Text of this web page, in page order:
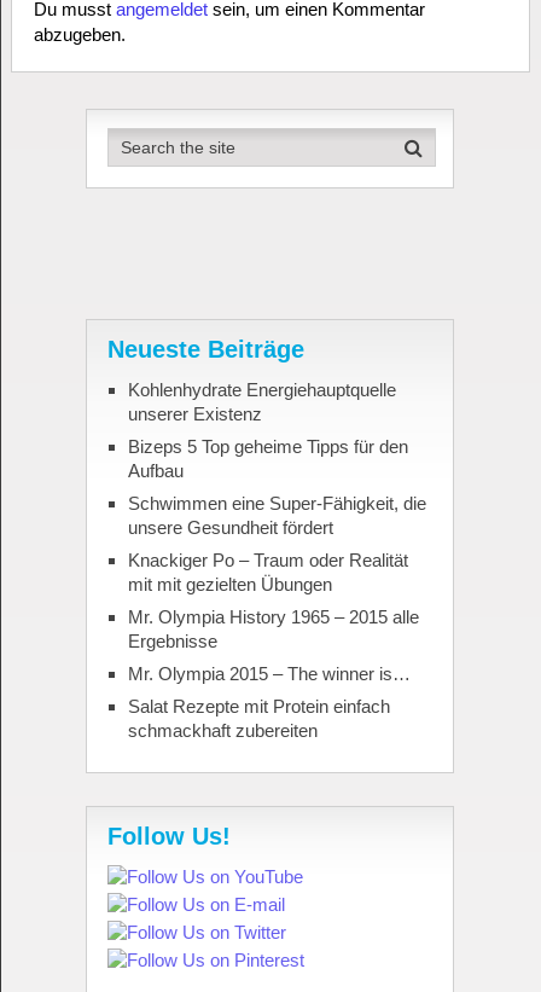
Du musst angemeldetsein, um einen Kommentar
abzugeben.
Neueste Beiträge
Kohlenhydrate Energiehauptquelle
unserer Existenz
Bizeps 5 Top geheime Tipps für den
Aufbau
Schwimmen eine Super-Fähigkeit, die
unsere Gesundheit fördert
Knackiger Po – Traum oder Realität
mit mit gezielten Übungen
Mr. Olympia History 1965 – 2015 alle
Ergebnisse
Mr. Olympia 2015 – The winner is…
Salat Rezepte mit Protein einfach
schmackhaft zubereiten
Follow Us!